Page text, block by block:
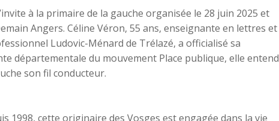
à la primaire de la gauche organisée le 28 juin 2025 et
Angers. Céline Véron, 55 ans, enseignante en lettres et
Ludovic-Ménard de Trélazé, a officialisé sa
départementale du mouvement Place publique, elle entend
son fil conducteur.
1998, cette originaire des Vosges est engagée dans la vie